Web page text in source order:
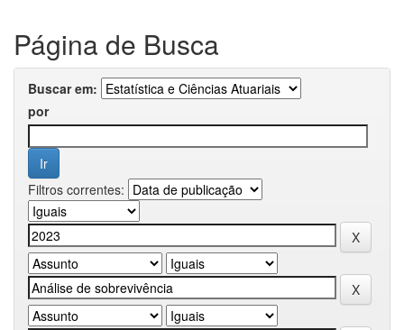
Página de Busca
Buscar em:
por
Filtros correntes: